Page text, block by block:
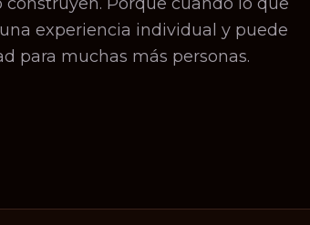
experiencia individual y puede
para muchas más personas.